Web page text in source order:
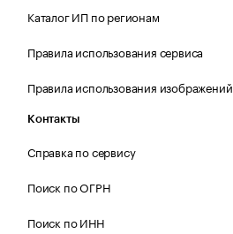
Каталог ИП по регионам
Правила использования сервиса
Правила использования изображений
Контакты
Справка по сервису
Поиск по ОГРН
Поиск по ИНН